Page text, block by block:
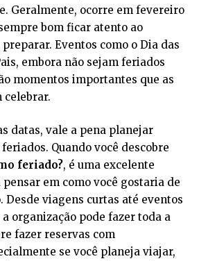
Geralmente, ocorre em fevereiro
bom ficar atento ao
Eventos como o Dia das
embora não sejam feriados
momentos importantes que as
celebrar.
datas, vale a pena planejar
Quando você descobre
feriado?, é uma excelente
em como você gostaria de
Desde viagens curtas até eventos
organização pode fazer toda a
fazer reservas com
se você planeja viajar,